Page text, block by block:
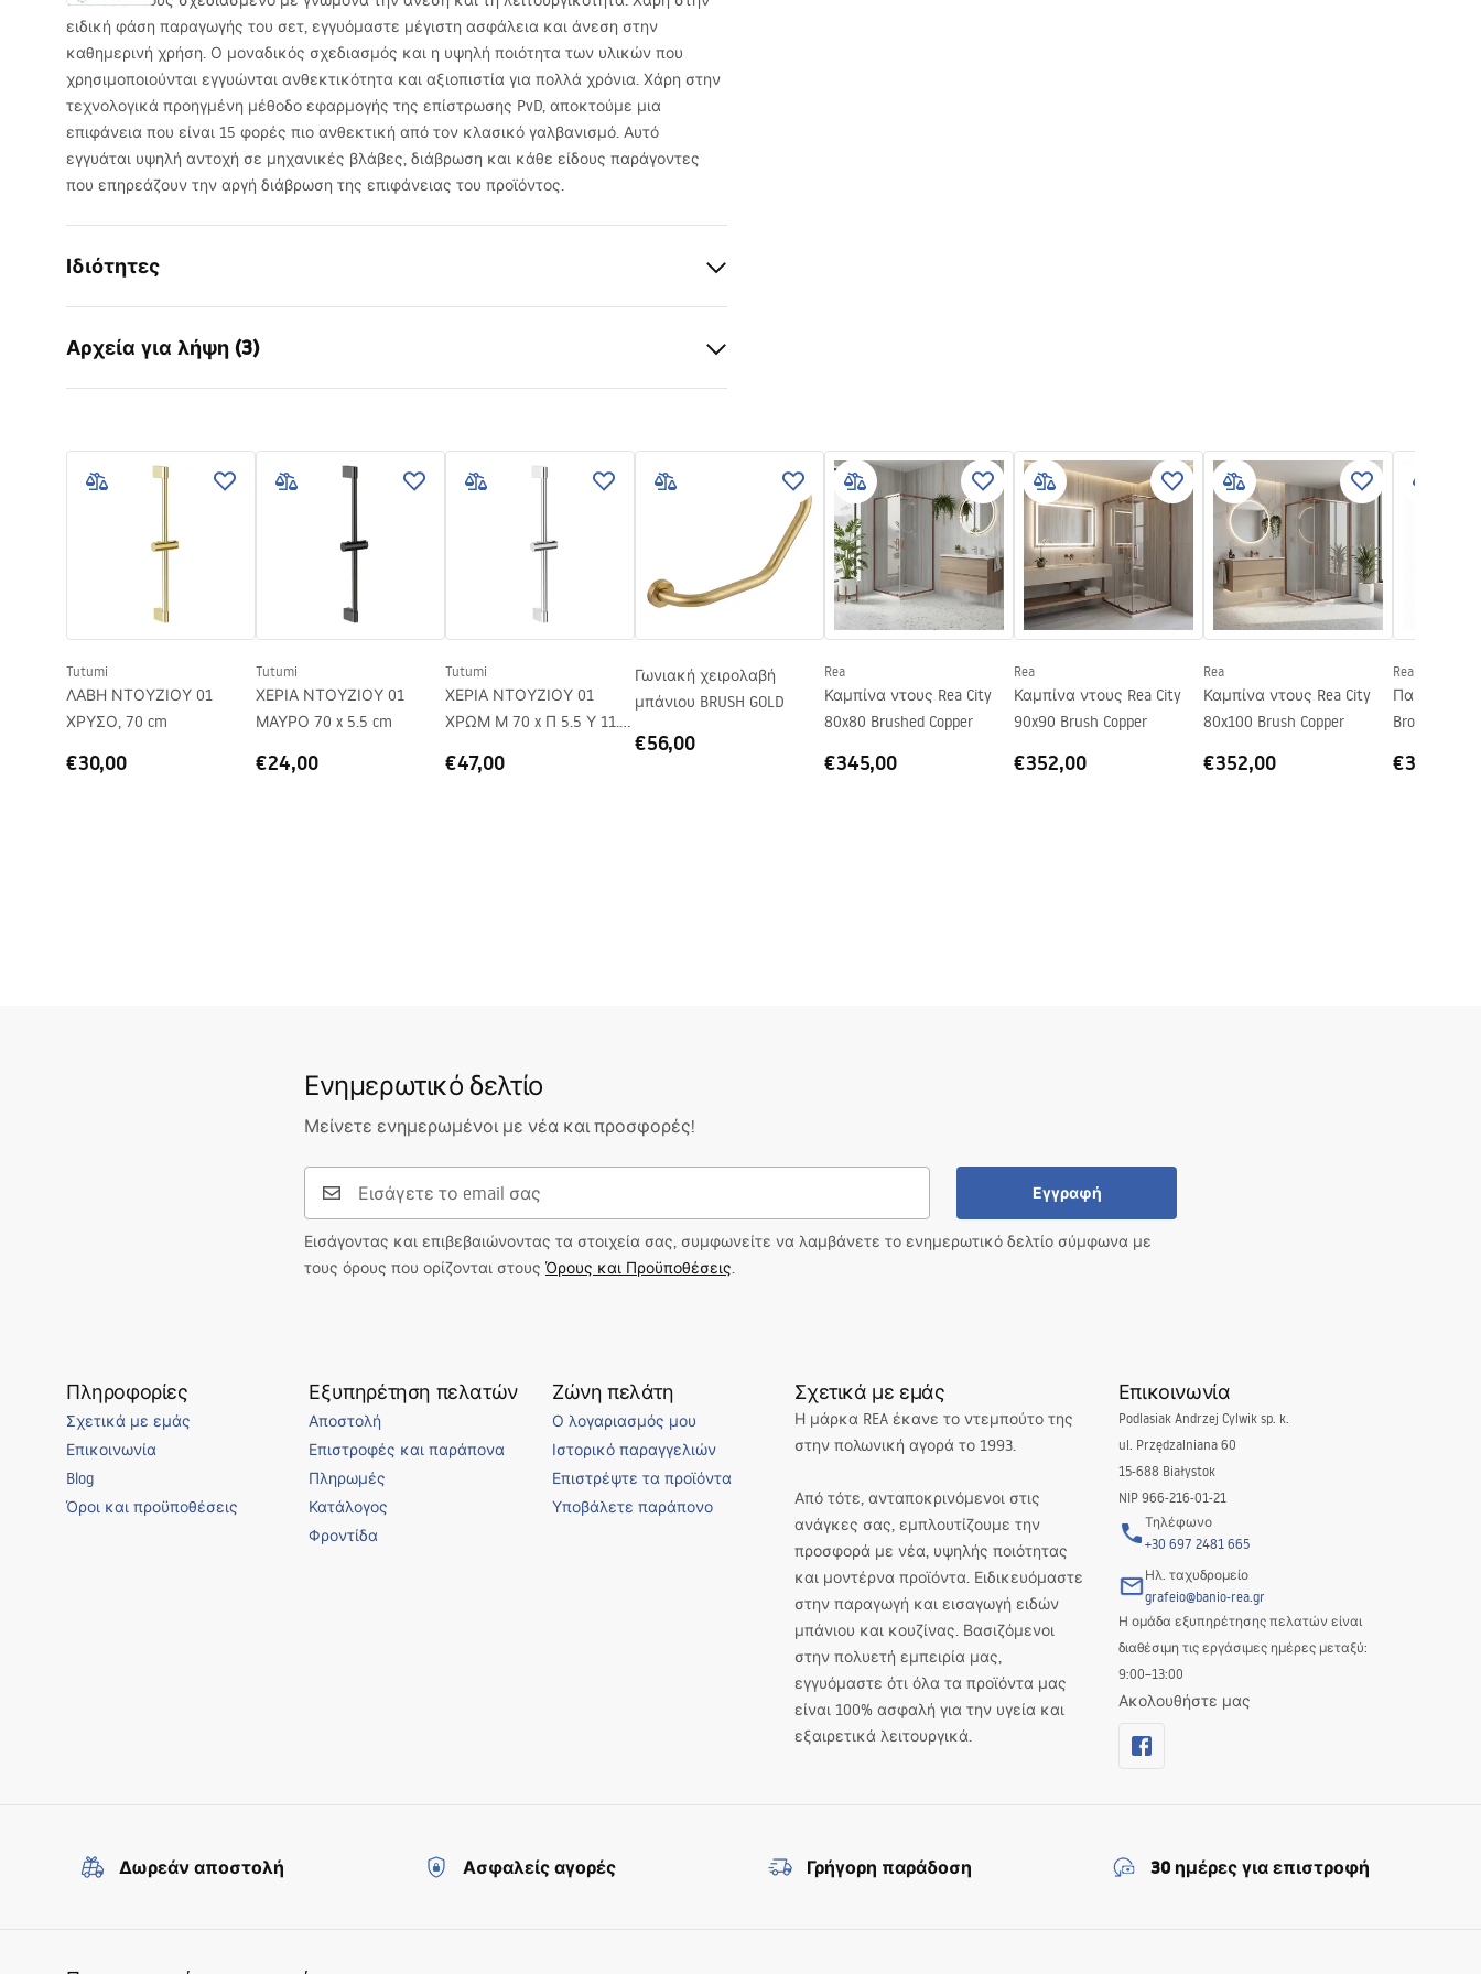
ειδική φάση παραγωγής του σετ, εγγυόμαστε μέγιστη ασφάλεια και άνεση στην
καθημερινή χρήση. Ο μοναδικός σχεδιασμός και η υψηλή ποιότητα των υλικών που
χρησιμοποιούνται εγγυώνται ανθεκτικότητα και αξιοπιστία για πολλά χρόνια. Χάρη στην
τεχνολογικά προηγμένη μέθοδο εφαρμογής της επίστρωσης PvD, αποκτούμε μια
επιφάνεια που είναι 15 φορές πιο ανθεκτική από τον κλασικό γαλβανισμό. Αυτό
εγγυάται υψηλή αντοχή σε μηχανικές βλάβες, διάβρωση και κάθε είδους παράγοντες
που επηρεάζουν την αργή διάβρωση της επιφάνειας του προϊόντος.
Ιδιότητες
Υλικό
Τύπος βρύσης
Μονοχρωμία
Ρύθμιση ύψους
Μέγιστο ύψος
Ρύθμιση πίεσης
Σύστημα Anti-Calc
Ναι
Τεχνολογία επικάλυψης
Διάσταση συνδέσεων νερού
mm
Αρχεία για λήψη (3)
Safety_Information_Shower_set.p
Warranty_Terms_and_Conditions_
Faucets_-_5.pdf
Οδηγίες
Tutumi
ΛΑΒΗ ΝΤΟΥΖΙΟΥ 01
ΧΡΥΣΟ, 70 cm
€30,00
Tutumi
ΧΕΡΙΑ ΝΤΟΥΖΙΟΥ 01
ΜΑΥΡΟ 70 x 5.5 cm
€24,00
Tutumi
ΧΕΡΙΑ ΝΤΟΥΖΙΟΥ 01
ΧΡΩΜ Μ 70 x Π 5.5 Υ 11.2
€47,00
Γωνιακή χειρολαβή
μπάνιου BRUSH GOLD
€56,00
Rea
Καμπίνα ντους Rea City
80x80 Brushed Copper
€345,00
Rea
Καμπίνα ντους Rea City
90x90 Brush Copper
€352,00
Rea
Καμπίνα ντους Rea City
80x100 Brush Copper
€352,00
Rea
Παραβάν
Brown /
€317,00
Ενημερωτικό δελτίο
Μείνετε ενημερωμένοι με νέα και προσφορές!
Εγγραφή
Εισάγοντας και επιβεβαιώνοντας τα στοιχεία σας, συμφωνείτε να λαμβάνετε το ενημερωτικό δελτίο σύμφωνα με
τους όρους που ορίζονται στους Όρους και Προϋποθέσεις.
Πληροφορίες
Σχετικά με εμάς
Επικοινωνία
Blog
Όροι και προϋποθέσεις
Εξυπηρέτηση πελατών
Αποστολή
Επιστροφές και παράπονα
Πληρωμές
Κατάλογος
Φροντίδα
Ζώνη πελάτη
Ο λογαριασμός μου
Ιστορικό παραγγελιών
Επιστρέψτε τα προϊόντα
Υποβάλετε παράπονο
Σχετικά με εμάς
Η μάρκα REA έκανε το ντεμπούτο της
στην πολωνική αγορά το 1993.
Από τότε, ανταποκρινόμενοι στις
ανάγκες σας, εμπλουτίζουμε την
προσφορά με νέα, υψηλής ποιότητας
και μοντέρνα προϊόντα. Ειδικευόμαστε
στην παραγωγή και εισαγωγή ειδών
μπάνιου και κουζίνας. Βασιζόμενοι
στην πολυετή εμπειρία μας,
εγγυόμαστε ότι όλα τα προϊόντα μας
είναι 100% ασφαλή για την υγεία και
εξαιρετικά λειτουργικά.
Επικοινωνία
Podlasiak Andrzej Cylwik sp. k.
ul. Przędzalniana 60
15-688 Białystok
NIP 966-216-01-21
Τηλέφωνο
+30 697 2481 665
Ηλ. ταχυδρομείο
grafeio@banio-rea.gr
Η ομάδα εξυπηρέτησης πελατών είναι
διαθέσιμη τις εργάσιμες ημέρες μεταξύ:
9:00–13:00
Ακολουθήστε μας
Δωρεάν αποστολή Ασφαλείς αγορές Γρήγορη παράδοση 30 ημέρες για επιστροφή